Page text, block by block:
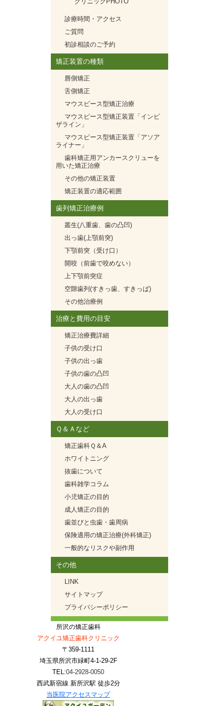
診療時間・アクセス
ご質問
初診相談のご予約
矯正装置の種類
唇側矯正
舌側矯正
マウスピース型矯正治療
マウスピース型矯正装置「インビ
ザライン」
マウスピース型矯正装置「アソア
ライナー」
歯科矯正用アンカースクリューを
用いた矯正治療
その他の矯正装置
矯正装置の適応範囲
歯列矯正治療例
叢生(八重歯、歯の凸凹)
出っ歯(上顎前突)
下顎前突（受け口）
開咬（前歯で咬めない）
上下顎前突症
空隙歯列(すきっ歯、すきっぱ)
その他治療例
治療と費用の目安
矯正治療費詳細
子供の受け口
子供の出っ歯
子供の歯の凸凹
大人の歯の凸凹
大人の出っ歯
大人の受け口
Ｑ＆Ａなど
矯正歯科Ｑ＆A
ホワイトニング
抜歯について
歯科雑学コラム
小児矯正の目的
成人矯正の目的
歯並びと虫歯・歯周病
保険適用の矯正治療(外科矯正)
一般的なリスクや副作用
その他
LINK
サイトマップ
プライバシーポリシー
所沢の矯正歯科
アクイユ矯正歯科クリニック
〒359-1111
埼玉県所沢市緑町4-1-29-2F
TEL:04-2928-0050
西武新宿線 新所沢駅 徒歩2分
当医院アクセスマップ